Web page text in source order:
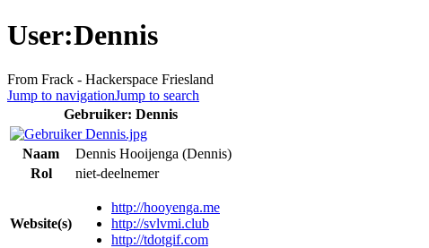
User:Dennis
From Frack - Hackerspace Friesland
Jump to navigationJump to search
Gebruiker: Dennis
Naam
Dennis Hooijenga (Dennis)
Rol
niet-deelnemer
Website(s)
http://hooyenga.me
http://svlvmi.club
http://tdotgif.com